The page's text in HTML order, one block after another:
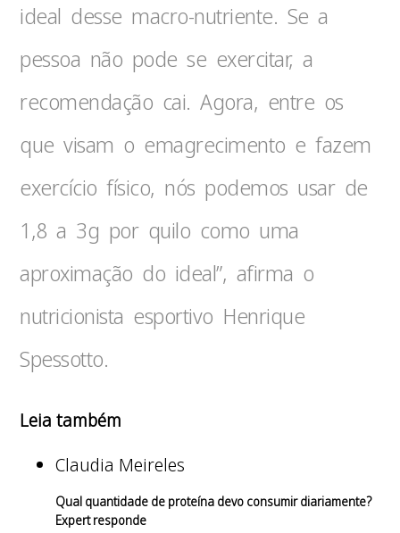
ideal desse macro-nutriente. Se a
pessoa não pode se exercitar, a
recomendação cai. Agora, entre os
que visam o emagrecimento e fazem
exercício físico, nós podemos usar de
1,8 a 3g por quilo como uma
aproximação do ideal”, afirma o
nutricionista esportivo Henrique
Spessotto.
Leia também
Claudia Meireles
Qual quantidade de proteína devo consumir diariamente?
Expert responde